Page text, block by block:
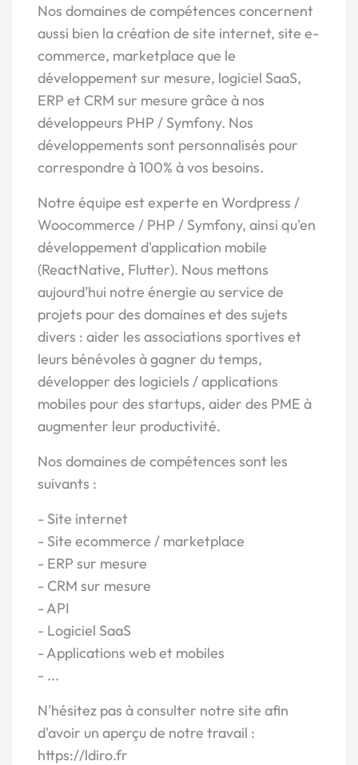
Nos domaines de compétences concernent
aussi bien la création de site internet, site e-
commerce, marketplace que le
développement sur mesure, logiciel SaaS,
ERP et CRM sur mesure grâce à nos
développeurs PHP / Symfony. Nos
développements sont personnalisés pour
correspondre à 100% à vos besoins.
Notre équipe est experte en Wordpress /
Woocommerce / PHP / Symfony, ainsi qu'en
développement d'application mobile
(ReactNative, Flutter). Nous mettons
aujourd’hui notre énergie au service de
projets pour des domaines et des sujets
divers : aider les associations sportives et
leurs bénévoles à gagner du temps,
développer des logiciels / applications
mobiles pour des startups, aider des PME à
augmenter leur productivité.
Nos domaines de compétences sont les
suivants :
- Site internet
- Site ecommerce / marketplace
- ERP sur mesure
- CRM sur mesure
- API
- Logiciel SaaS
- Applications web et mobiles
- ...
N'hésitez pas à consulter notre site afin
d'avoir un aperçu de notre travail :
https://ldiro.fr